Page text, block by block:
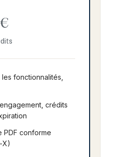
€
fonctionnalités,
crédits
PDF conforme
X)